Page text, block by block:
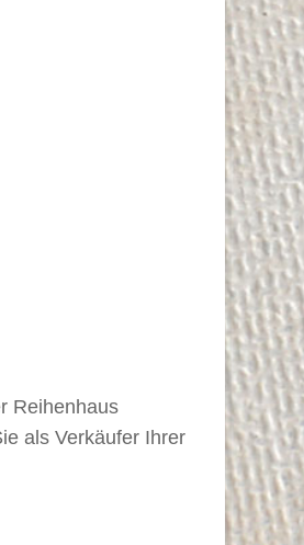
Reihenhaus
als Verkäufer Ihrer